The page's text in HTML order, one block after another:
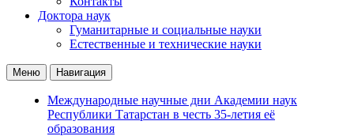
Доктора наук
Гуманитарные и социальные науки
Естественные и технические науки
Меню Навигация
Международные научные дни Академии наук
Республики Татарстан в честь 35-летия её
образования